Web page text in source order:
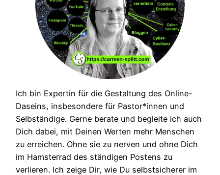
Ich bin Expertin für die Gestaltung des Online-
Daseins, insbesondere für Pastor*innen und
Selbständige. Gerne berate und begleite ich auch
Dich dabei, mit Deinen Werten mehr Menschen
zu erreichen. Ohne sie zu nerven und ohne Dich
im Hamsterrad des ständigen Postens zu
verlieren. Ich zeige Dir, wie Du selbstsicherer im